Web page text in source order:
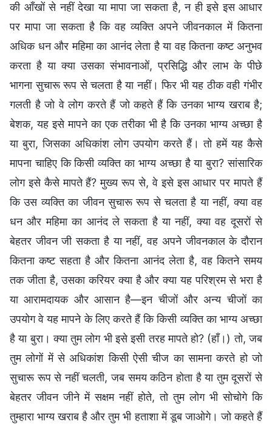
की आँखों से नहीं देखा या मापा जा सकता है, न ही इसे इस आधार
पर मापा जा सकता है कि वह व्यक्ति अपने जीवनकाल में कितना
अधिक धन और महिमा का आनंद लेता है या वह कितना कष्ट अनुभव
करता है या क्या उसका संभावनाओं, प्रसिद्धि और लाभ के पीछे
भागना सुचारू रूप से चलता है या नहीं। फिर भी यह ठीक वही गंभीर
गलती है जो वे लोग करते हैं जो कहते हैं कि उनका भाग्य खराब है;
बेशक, यह इसे मापने का एक तरीका भी है कि उनका भाग्य अच्छा है
या बुरा, जिसका अधिकांश लोग उपयोग करते हैं। तो हमें यह कैसे
मापना चाहिए कि किसी व्यक्ति का भाग्य अच्छा है या बुरा? सांसारिक
लोग इसे कैसे मापते हैं? मुख्य रूप से, वे इसे इस आधार पर मापते हैं
कि उस व्यक्ति का जीवन सुचारू रूप से चलता है या नहीं, क्या वह
धन और महिमा का आनंद ले सकता है या नहीं, क्या वह दूसरों से
बेहतर जीवन जी सकता है या नहीं, वह अपने जीवनकाल के दौरान
कितना कष्ट सहता है और कितना आनंद लेता है, वह कितने समय
तक जीता है, उसका करियर क्या है और क्या यह परिश्रम से भरा है
या आरामदायक और आसान है—इन चीजों और अन्य चीजों का
उपयोग वे यह मापने के लिए करते हैं कि किसी व्यक्ति का भाग्य अच्छा
है या बुरा। क्या तुम लोग भी इसे इसी तरह मापते हो? (हाँ।) तो, जब
तुम लोगों में से अधिकांश किसी ऐसी चीज का सामना करते हो जो
सुचारू रूप से नहीं चलती, जब समय कठिन होता है या तुम दूसरों से
बेहतर जीवन जीने में सक्षम नहीं होते, तो तुम लोग भी सोचोगे कि
तुम्हारा भाग्य खराब है और तुम भी हताशा में डूब जाओगे। जो कहते हैं